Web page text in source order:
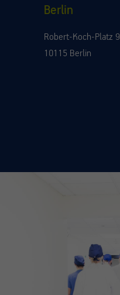
Berlin
Robert-Koch-Platz 9
10115 Berlin